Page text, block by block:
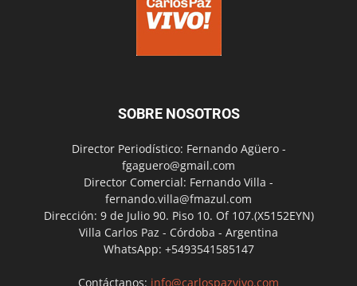
SOBRE NOSOTROS
Director Periodístico: Fernando Agüero -
fgaguero@gmail.com
Director Comercial: Fernando Villa -
fernando.villa@fmazul.com
Dirección: 9 de Julio 90. Piso 10. Of 107.(X5152EYN)
Villa Carlos Paz - Córdoba - Argentina
WhatsApp: +5493541585147
Contáctanos: info@carlospazvivo.com